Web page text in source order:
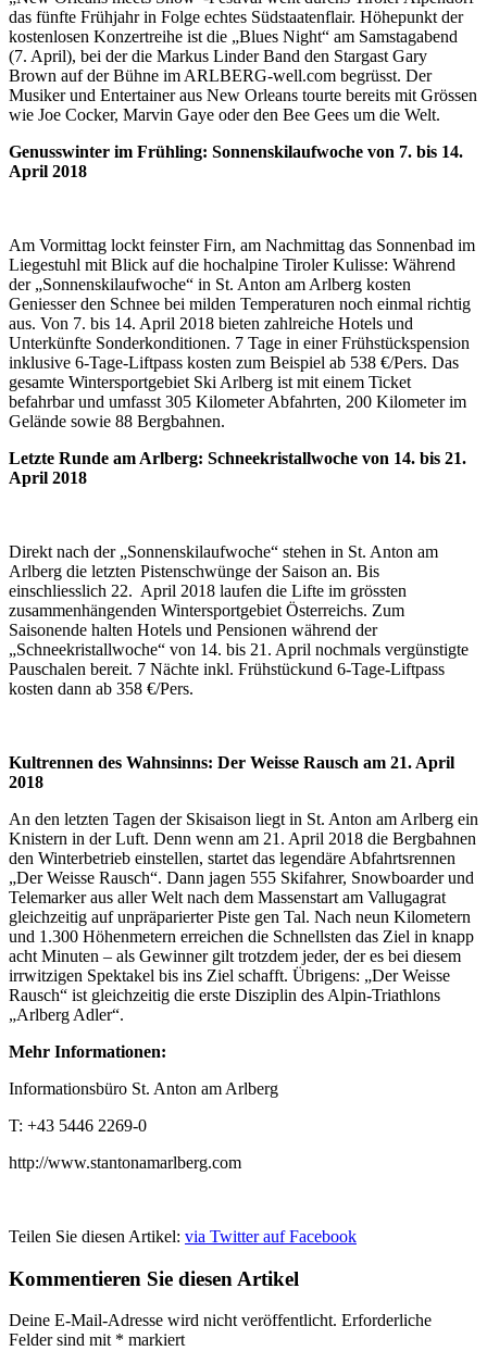
das fünfte Frühjahr in Folge echtes Südstaatenflair. Höhepunkt der
kostenlosen Konzertreihe ist die „Blues Night“ am Samstagabend
(7. April), bei der die Markus Linder Band den Stargast Gary
Brown auf der Bühne im ARLBERG-well.com begrüsst. Der
Musiker und Entertainer aus New Orleans tourte bereits mit Grössen
wie Joe Cocker, Marvin Gaye oder den Bee Gees um die Welt.
Genusswinter im Frühling: Sonnenskilaufwoche von 7. bis 14.
April 2018
Am Vormittag lockt feinster Firn, am Nachmittag das Sonnenbad im
Liegestuhl mit Blick auf die hochalpine Tiroler Kulisse: Während
der „Sonnenskilaufwoche“ in St. Anton am Arlberg kosten
Geniesser den Schnee bei milden Temperaturen noch einmal richtig
aus. Von 7. bis 14. April 2018 bieten zahlreiche Hotels und
Unterkünfte Sonderkonditionen. 7 Tage in einer Frühstückspension
inklusive 6-Tage-Liftpass kosten zum Beispiel ab 538 €/Pers. Das
gesamte Wintersportgebiet Ski Arlberg ist mit einem Ticket
befahrbar und umfasst 305 Kilometer Abfahrten, 200 Kilometer im
Gelände sowie 88 Bergbahnen.
Letzte Runde am Arlberg: Schneekristallwoche von 14. bis 21.
April 2018
Direkt nach der „Sonnenskilaufwoche“ stehen in St. Anton am
Arlberg die letzten Pistenschwünge der Saison an. Bis
einschliesslich 22. April 2018 laufen die Lifte im grössten
zusammenhängenden Wintersportgebiet Österreichs. Zum
Saisonende halten Hotels und Pensionen während der
„Schneekristallwoche“ von 14. bis 21. April nochmals vergünstigte
Pauschalen bereit. 7 Nächte inkl. Frühstückund 6-Tage-Liftpass
kosten dann ab 358 €/Pers.
Kultrennen des Wahnsinns: Der Weisse Rausch am 21. April
2018
An den letzten Tagen der Skisaison liegt in St. Anton am Arlberg ein
Knistern in der Luft. Denn wenn am 21. April 2018 die Bergbahnen
den Winterbetrieb einstellen, startet das legendäre Abfahrtsrennen
„Der Weisse Rausch“. Dann jagen 555 Skifahrer, Snowboarder und
Telemarker aus aller Welt nach dem Massenstart am Vallugagrat
gleichzeitig auf unpräparierter Piste gen Tal. Nach neun Kilometern
und 1.300 Höhenmetern erreichen die Schnellsten das Ziel in knapp
acht Minuten – als Gewinner gilt trotzdem jeder, der es bei diesem
irrwitzigen Spektakel bis ins Ziel schafft. Übrigens: „Der Weisse
Rausch“ ist gleichzeitig die erste Disziplin des Alpin-Triathlons
„Arlberg Adler“.
Mehr Informationen:
Informationsbüro St. Anton am Arlberg
T: +43 5446 2269-0
http://www.stantonamarlberg.com
Teilen Sie diesen Artikel: via Twitter auf Facebook
Kommentieren Sie diesen Artikel
Deine E-Mail-Adresse wird nicht veröffentlicht. Erforderliche
Felder sind mit * markiert